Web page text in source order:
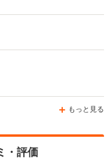
もっと見る
・評価